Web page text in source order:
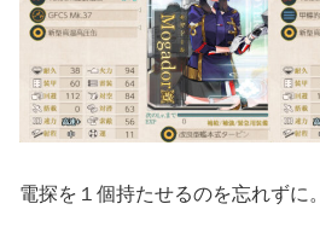
電探を１個持たせるのを忘れずに。